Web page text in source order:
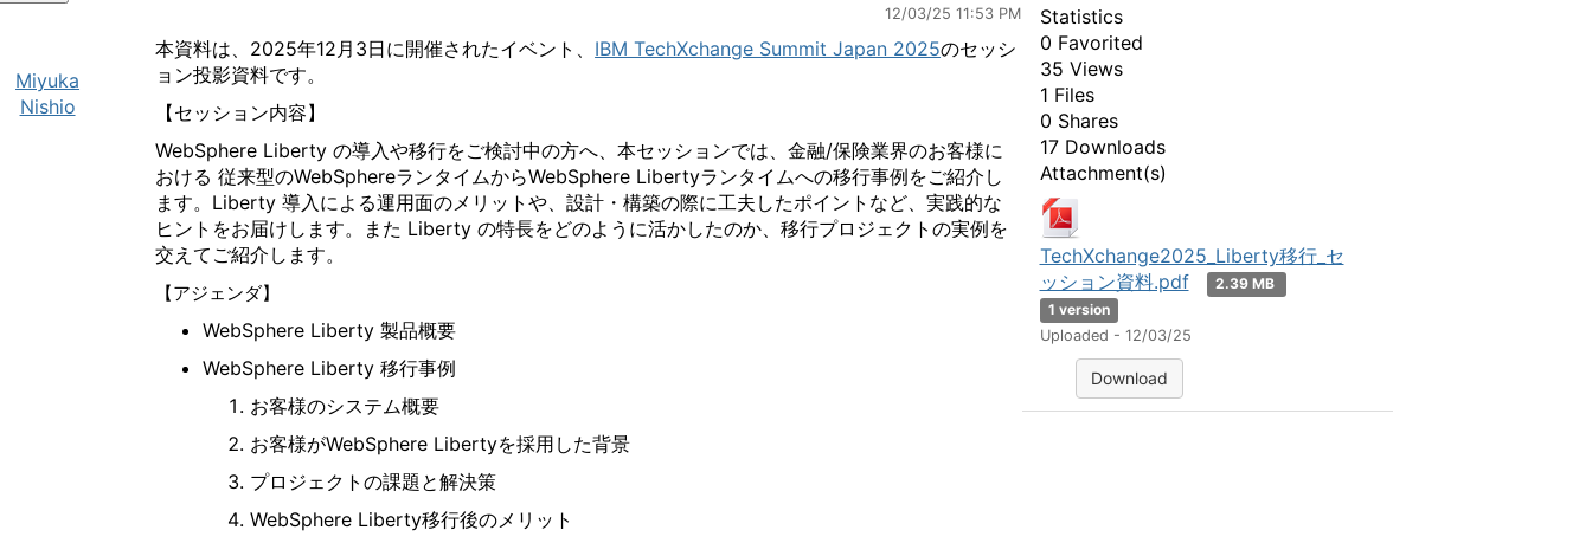
12/03/25 11:53 PM
Miyuka
Nishio
本資料は、2025年12月3日に開催されたイベント、 IBM TechXchange Summit Japan 2025のセッシ
ョン投影資料です。
【セッション内容】
WebSphere Liberty の導入や移行をご検討中の方へ、本セッションでは、金融/保険業界のお客様に
おける 従来型のWebSphereランタイムからWebSphere Libertyランタイムへの移行事例をご紹介し
ます。Liberty 導入による運用面のメリットや、設計・構築の際に工夫したポイントなど、実践的な
ヒントをお届けします。また Liberty の特長をどのように活かしたのか、移行プロジェクトの実例を
交えてご紹介します。
【アジェンダ】
WebSphere Liberty 製品概要
WebSphere Liberty 移行事例
お客様のシステム概要
お客様がWebSphere Libertyを採用した背景
プロジェクトの課題と解決策
WebSphere Liberty移行後のメリット
Statistics
0 Favorited
35 Views
1 Files
0 Shares
17 Downloads
Attachment(s)
TechXchange2025_Liberty移行_セ
ッション資料.pdf
2.39 MB
1 version
Uploaded - 12/03/25
Download